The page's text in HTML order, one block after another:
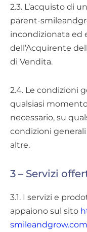
2.3. L’acquisto di
parent-
incondizionata ed
dell’Acquirente
di Vendita.
2.4. Le condizioni
qualsiasi
necessario, su
condizioni
altre.
3 – Servizi
3.1. I servizi e
appaiono sul sito